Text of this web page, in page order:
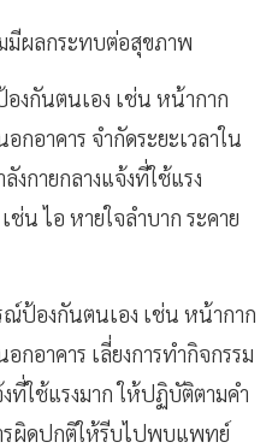
มีผลกระทบต่อสุขภาพ
งกันตนเอง เช่น หน้ากาก
อาคาร จำกัดระยะเวลาใน
งกายกลางแจ้งที่ใช้แรง
ช่น ไอ หายใจลำบาก ระคาย
ป้องกันตนเอง เช่น หน้ากาก
อาคาร เลี่ยงการทำกิจกรรม
ที่ใช้แรงมาก ให้ปฏิบัติตามคำ
ผิดปกติให้รีบไปพบแพทย์